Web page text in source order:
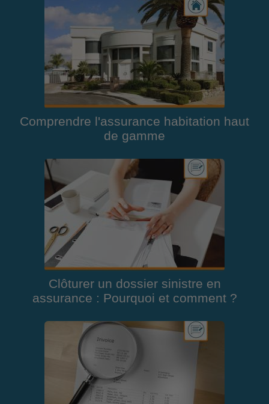
Comprendre l'assurance habitation haut
de gamme
Clôturer un dossier sinistre en
assurance : Pourquoi et comment ?